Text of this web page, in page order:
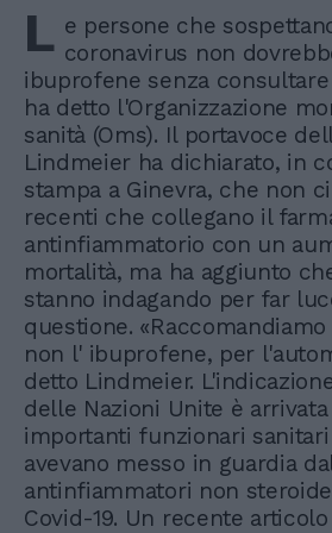
L e persone che
coronavirus non
ibuprofene senza
ha detto l'Organizzazione
sanità (Oms). Il portavoce
Lindmeier ha dichiarato, in
stampa a Ginevra, che non
recenti che collegano il
antinfiammatorio con un
mortalità, ma ha aggiunto
stanno indagando per far
questione.
non l' ibuprofene, per
detto Lindmeier.
delle Nazioni Unite è
importanti funzionari
avevano messo in guardia
antinfiammatori non
Covid-19. Un recente